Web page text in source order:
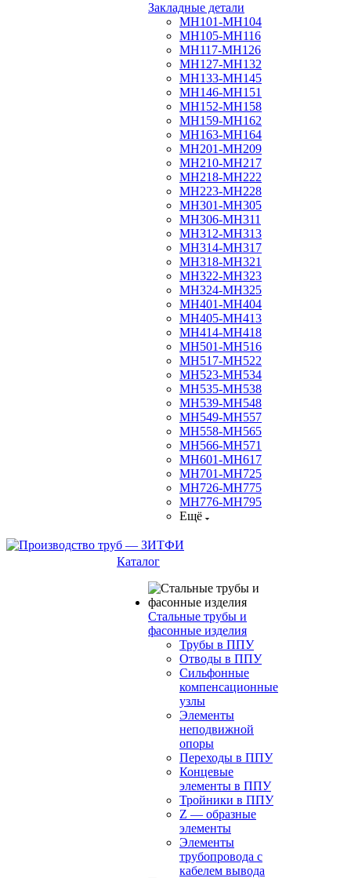
Закладные детали
МН101-МН104
МН105-МН116
МН117-МН126
МН127-МН132
МН133-МН145
МН146-МН151
МН152-МН158
МН159-МН162
МН163-МН164
МН201-МН209
МН210-МН217
МН218-МН222
МН223-МН228
МН301-МН305
МН306-МН311
МН312-МН313
МН314-МН317
МН318-МН321
МН322-МН323
МН324-МН325
МН401-МН404
МН405-МН413
МН414-МН418
МН501-МН516
МН517-МН522
МН523-МН534
МН535-МН538
МН539-МН548
МН549-МН557
МН558-МН565
МН566-МН571
МН601-МН617
МН701-МН725
МН726-МН775
МН776-МН795
Ещё
Каталог
Стальные трубы и
фасонные изделия
Трубы в ППУ
Отводы в ППУ
Сильфонные
компенсационные
узлы
Элементы
неподвижной
опоры
Переходы в ППУ
Концевые
элементы в ППУ
Тройники в ППУ
Z — образные
элементы
Элементы
трубопровода с
кабелем вывода